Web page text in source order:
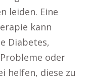
leiden. Eine
kann
Diabetes,
oder
helfen, diese zu